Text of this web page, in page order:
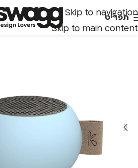
Skip to navigation
Skip to main content
תפריט